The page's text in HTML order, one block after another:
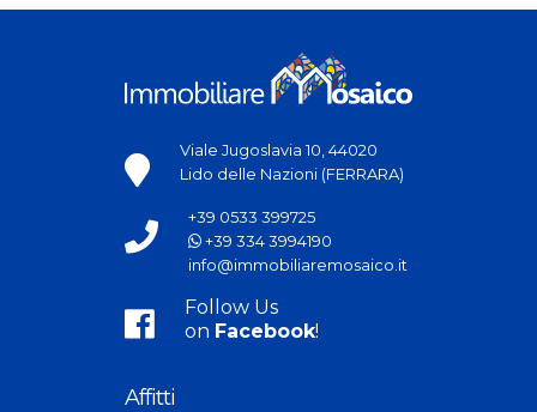
Viale Jugoslavia 10, 44020
Lido delle Nazioni (FERRARA)
+39 0533 399725
+39 334 3994190
info@immobiliaremosaico.it
Follow Us
on Facebook!
Affitti